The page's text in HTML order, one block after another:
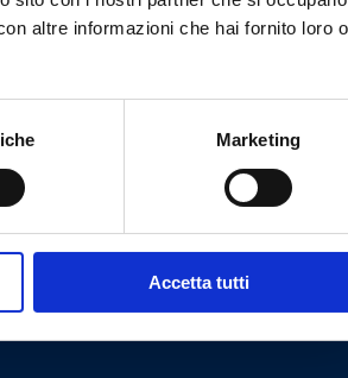
altre informazioni che hai fornito loro o
Marketing
Accetta tutti
3